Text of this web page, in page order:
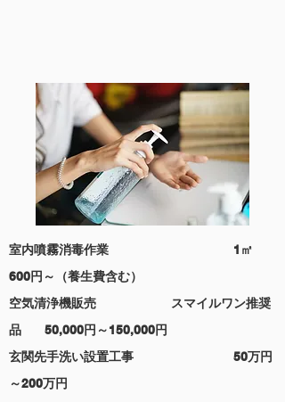
室内噴霧消毒作業 1㎡
600円～（養生費含む）
空気清浄機販売 スマイルワン推奨
品 50,000円～150,000円
玄関先手洗い設置工事 50万円
～200万円